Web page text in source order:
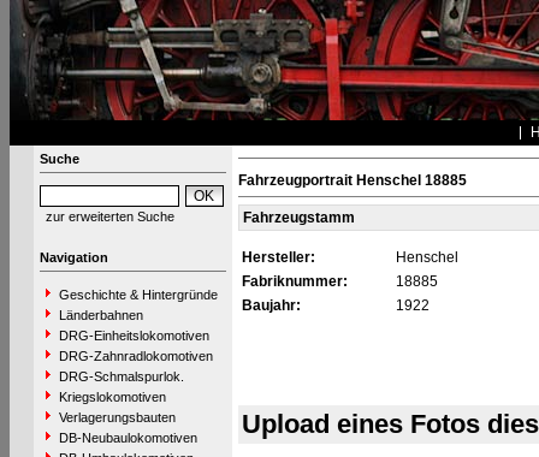
Suche
zur erweiterten Suche
Navigation
Geschichte & Hintergründe
Länderbahnen
DRG-Einheitslokomotiven
DRG-Zahnradlokomotiven
DRG-Schmalspurlok.
Kriegslokomotiven
Verlagerungsbauten
DB-Neubaulokomotiven
Fahrzeugportrait Henschel 18885
Fahrzeugstamm
Hersteller:
Henschel
Fabriknummer:
18885
Baujahr:
1922
Upload eines Fotos